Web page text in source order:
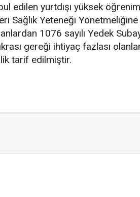
edilen yurtdışı yüksek öğrenim
Sağlık Yeteneği
1076 sayılı Yedek
gereği ihtiyaç fazlası
tarif edilmiştir.